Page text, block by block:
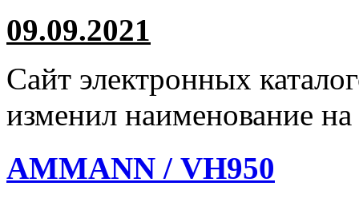
09.09.2021
Сайт электронных
изменил наименование на
AMMANN / VH950